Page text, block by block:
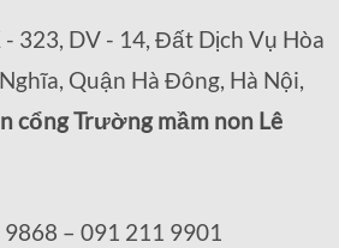
323, DV - 14, Đất Dịch Vụ Hòa
Quận Hà Đông, Hà Nội,
cổng Trường mầm non Lê
– 091 211 9901